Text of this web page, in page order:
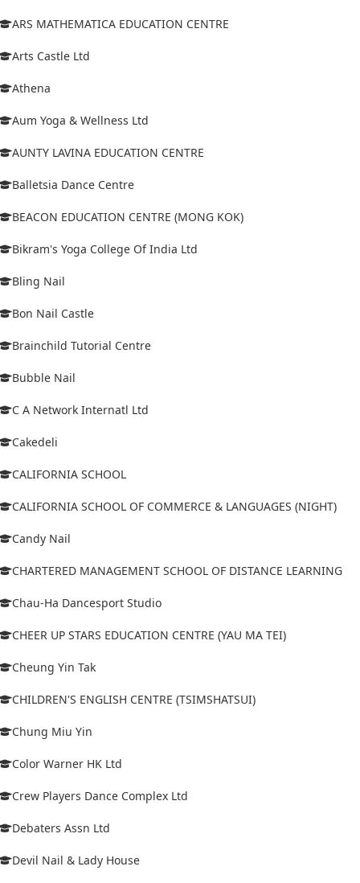
ARS MATHEMATICA EDUCATION CENTRE
Arts Castle Ltd
Athena
Aum Yoga & Wellness Ltd
AUNTY LAVINA EDUCATION CENTRE
Balletsia Dance Centre
BEACON EDUCATION CENTRE (MONG KOK)
Bikram's Yoga College Of India Ltd
Bling Nail
Bon Nail Castle
Brainchild Tutorial Centre
Bubble Nail
C A Network Internatl Ltd
Cakedeli
CALIFORNIA SCHOOL
CALIFORNIA SCHOOL OF COMMERCE & LANGUAGES (NIGHT)
Candy Nail
CHARTERED MANAGEMENT SCHOOL OF DISTANCE LEARNING
Chau-Ha Dancesport Studio
CHEER UP STARS EDUCATION CENTRE (YAU MA TEI)
Cheung Yin Tak
CHILDREN'S ENGLISH CENTRE (TSIMSHATSUI)
Chung Miu Yin
Color Warner HK Ltd
Crew Players Dance Complex Ltd
Debaters Assn Ltd
Devil Nail & Lady House